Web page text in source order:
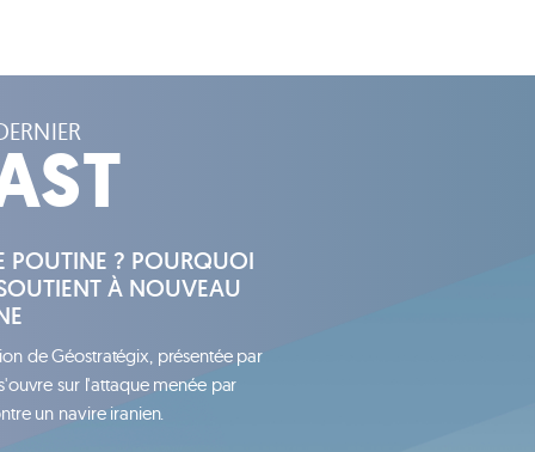
POUTINE ? POURQUOI
À NOUVEAU
de Géostratégix, présentée par
sur l'attaque menée par
un navire iranien.